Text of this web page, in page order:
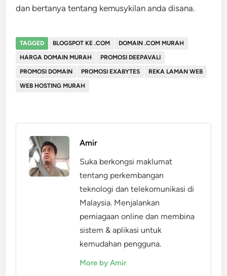
dan bertanya tentang kemusykilan anda disana.
TAGGED BLOGSPOT KE .COM
DOMAIN .COM MURAH
HARGA DOMAIN MURAH
PROMOSI DEEPAVALI
PROMOSI DOMAIN
PROMOSI EXABYTES
REKA LAMAN WEB
WEB HOSTING MURAH
Amir
Suka berkongsi maklumat
tentang perkembangan
teknologi dan telekomunikasi di
Malaysia. Menjalankan
perniagaan online dan membina
sistem & aplikasi untuk
kemudahan pengguna.
More by Amir